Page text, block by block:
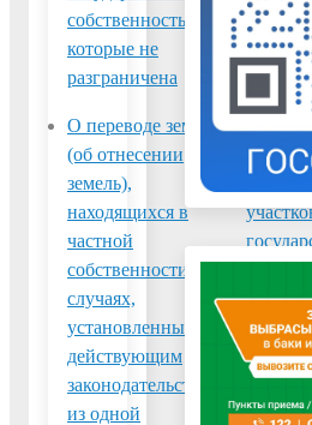
собственность на
которые не
разграничена
О переводе земель
(об отнесении
земель),
находящихся в
частной
собственности, в
случаях,
установленных
действующим
законодательством,
из одной
земель